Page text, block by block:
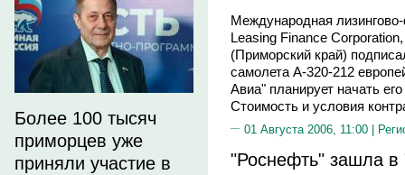
Более 100 тысяч
приморцев уже
приняли участие в
Международная
Leasing Finance
(Приморский край)
самолета А-320-212
Авиа" планирует начать
Стоимость и условия
01 Августа 2006, 11:00 |
"Роснефть" зашла в